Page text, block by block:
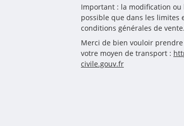
Important : la modification ou
possible que dans les limites
conditions générales de vente.
Merci de bien vouloir prendre
votre moyen de transport :
civile.gouv.fr